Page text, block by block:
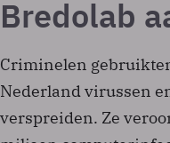
Bredolab
Criminelen
Nederland virussen
verspreiden. Ze